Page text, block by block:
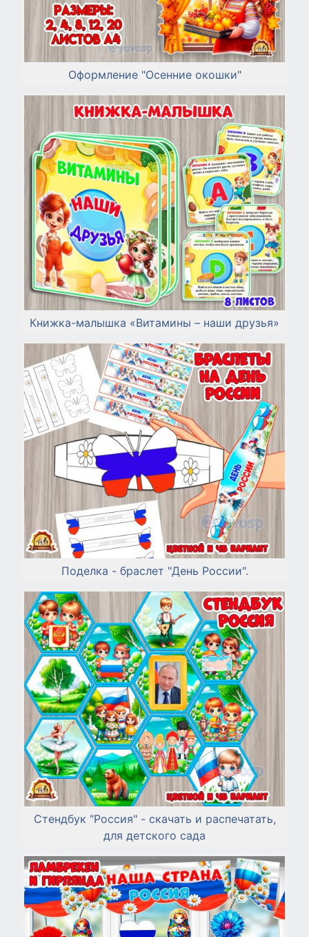
Оформление "Осенние окошки"
Книжка-малышка «Витамины – наши друзья»
Поделка - браслет "День России".
Стендбук "Россия" - скачать и распечатать,
для детского сада